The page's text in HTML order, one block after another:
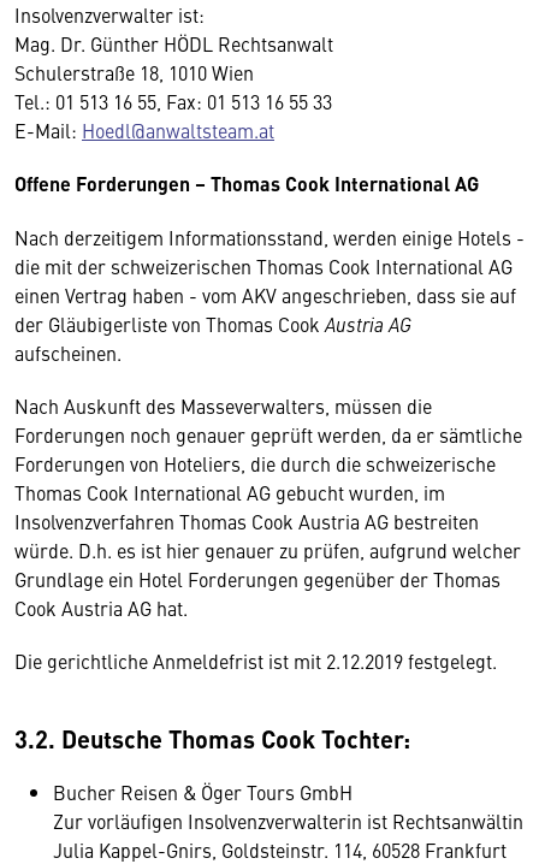
Insolvenzverwalter ist:
Mag. Dr. Günther HÖDL Rechtsanwalt
Schulerstraße 18, 1010 Wien
Tel.: 01 513 16 55, Fax: 01 513 16 55 33
E-Mail: Hoedl@anwaltsteam.at
Offene Forderungen – Thomas Cook International AG
Nach derzeitigem Informationsstand, werden einige Hotels -
die mit der schweizerischen Thomas Cook International AG
einen Vertrag haben - vom AKV angeschrieben, dass sie auf
der Gläubigerliste von Thomas Cook Austria AG
aufscheinen.
Nach Auskunft des Masseverwalters, müssen die
Forderungen noch genauer geprüft werden, da er sämtliche
Forderungen von Hoteliers, die durch die schweizerische
Thomas Cook International AG gebucht wurden, im
Insolvenzverfahren Thomas Cook Austria AG bestreiten
würde. D.h. es ist hier genauer zu prüfen, aufgrund welcher
Grundlage ein Hotel Forderungen gegenüber der Thomas
Cook Austria AG hat.
Die gerichtliche Anmeldefrist ist mit 2.12.2019 festgelegt.
3.2. Deutsche Thomas Cook Tochter:
Bucher Reisen & Öger Tours GmbH
Zur vorläufigen Insolvenzverwalterin ist Rechtsanwältin
Julia Kappel-Gnirs, Goldsteinstr. 114, 60528 Frankfurt